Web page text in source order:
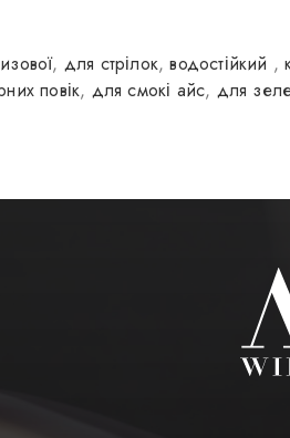
, для стрілок,водостійкий ,
повік, для смокі айс, для